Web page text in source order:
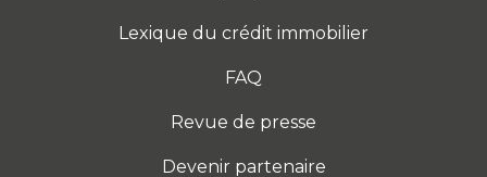
Lexique du crédit immobilier
FAQ
Revue de presse
Devenir partenaire